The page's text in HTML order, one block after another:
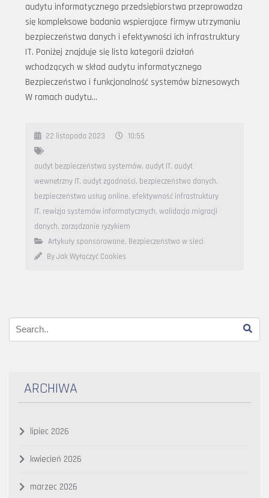
audytu informatycznego przedsiębiorstwa przeprowadza
się kompleksowe badania wspierające firmyw utrzymaniu
bezpieczeństwa danych i efektywności ich infrastruktury
IT. Poniżej znajduje się lista kategorii działań
wchodzących w skład audytu informatycznego
Bezpieczeństwo i funkcjonalność systemów biznesowych
W ramach audytu…
22 listopada 2023 10:55
audyt bezpieczeństwa systemów, audyt IT, audyt
wewnętrzny IT, audyt zgodności, bezpieczeństwo danych,
bezpieczeństwo usług online, efektywność infrastruktury
IT, rewizja systemów informatycznych, walidacja migracji
danych, zarządzanie ryzykiem
Artykuły sponsorowane, Bezpieczeństwo w sieci
By Jak Wyłączyć Cookies
ARCHIWA
lipiec 2026
kwiecień 2026
marzec 2026